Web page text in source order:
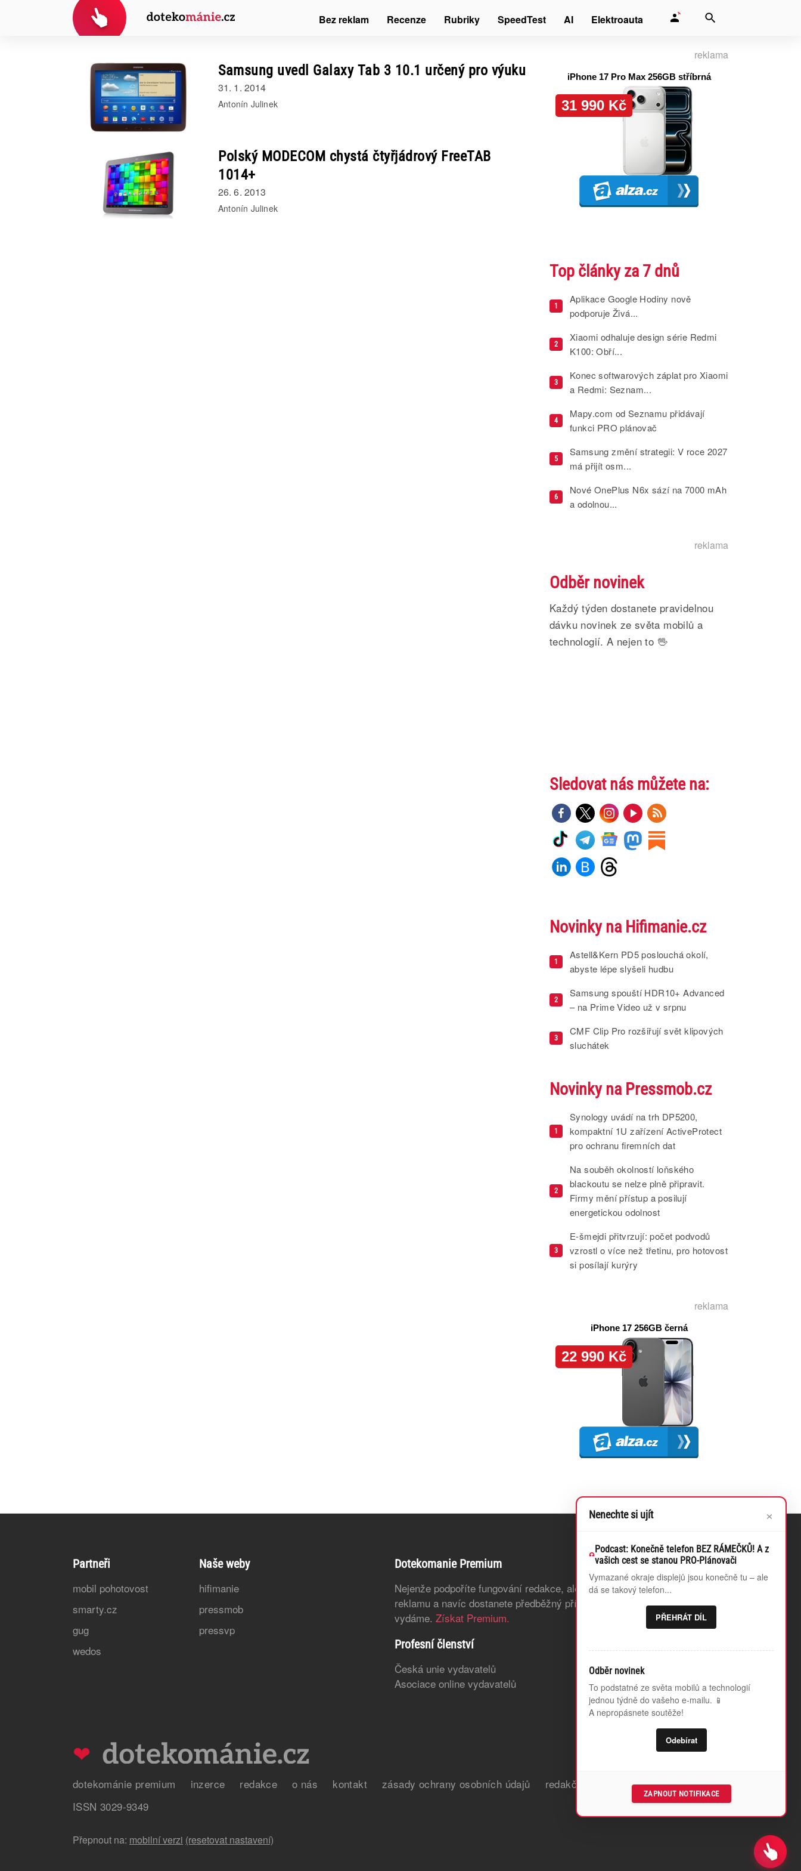
Samsung uvedl Galaxy Tab 3 10.1 určený pro výuku
31. 1. 2014
Antonín Julinek
Polský MODECOM chystá čtyřjádrový FreeTAB
1014+
26. 6. 2013
Antonín Julinek
reklama
Top články za 7 dnů
1
Aplikace Google Hodiny nově
podporuje Živá...
2
Xiaomi odhaluje design série Redmi
K100: Obří...
3
Konec softwarových záplat pro Xiaomi
a Redmi: Seznam...
4
Mapy.com od Seznamu přidávají
funkci PRO plánovač
5
Samsung změní strategii: V roce 2027
má přijít osm...
6
Nové OnePlus N6x sází na 7000 mAh
a odolnou...
reklama
Odběr novinek
Každý týden dostanete pravidelnou
dávku novinek ze světa mobilů a
technologií. A nejen to 🖖
Sledovat nás můžete na:
Novinky na Hifimanie.cz
1
Astell&Kern PD5 poslouchá okolí,
abyste lépe slyšeli hudbu
2
Samsung spouští HDR10+ Advanced
– na Prime Video už v srpnu
3
CMF Clip Pro rozšiřují svět klipových
sluchátek
Novinky na Pressmob.cz
1
Synology uvádí na trh DP5200,
kompaktní 1U zařízení ActiveProtect
pro ochranu firemních dat
2
Na souběh okolností loňského
blackoutu se nelze plně připravit.
Firmy mění přístup a posilují
energetickou odolnost
3
E-šmejdi přitvrzují: počet podvodů
vzrostl o více než třetinu, pro hotovost
si posílají kurýry
reklama
Bez reklam Recenze Rubriky SpeedTest AI Elektroauta
Partneři
mobil pohotovost
smarty.cz
gug
wedos
Naše weby
hifimanie
pressmob
pressvp
Dotekomanie Premium
Nejenže podpoříte fungování redakce, ale také odstraníme bannerovou
reklamu a navíc dostanete předběžný přístup k článkům, které teprve
vydáme. Získat Premium.
Profesní členství
Česká unie vydavatelů
Asociace online vydavatelů
❤
dotekománie premium inzerce redakce o nás kontakt zásady ochrany osobních údajů
redakční zásady a etický kodex
ISSN 3029-9349
Přepnout na: mobilní verzi (resetovat nastavení)
Nenechte si ujít ×
Podcast: Konečně telefon BEZ RÁMEČKŮ! A z
vašich cest se stanou PRO-Plánovači
Vymazané okraje displejů jsou konečně tu – ale
dá se takový telefon...
PŘEHRÁT DÍL
Odběr novinek
To podstatné ze světa mobilů a technologií
jednou týdně do vašeho e-mailu. 📱
A nepropásnete soutěže!
Odebírat
ZAPNOUT NOTIFIKACE